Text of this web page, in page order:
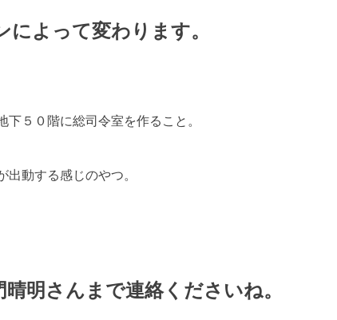
よって変わります。
５０階に総司令室を作ること。
動する感じのやつ。
明さんまで連絡くださいね。